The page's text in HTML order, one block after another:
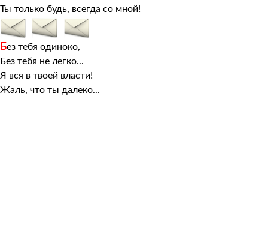
Ты только будь, всегда со мной!
Без тебя одиноко,
Без тебя не легко...
Я вся в твоей власти!
Жаль, что ты далеко...